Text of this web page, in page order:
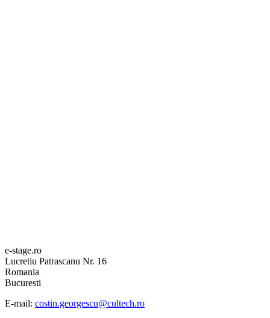
e-stage.ro
Lucretiu Patrascanu Nr. 16
Romania
Bucuresti
E-mail: costin.georgescu@cultech.ro